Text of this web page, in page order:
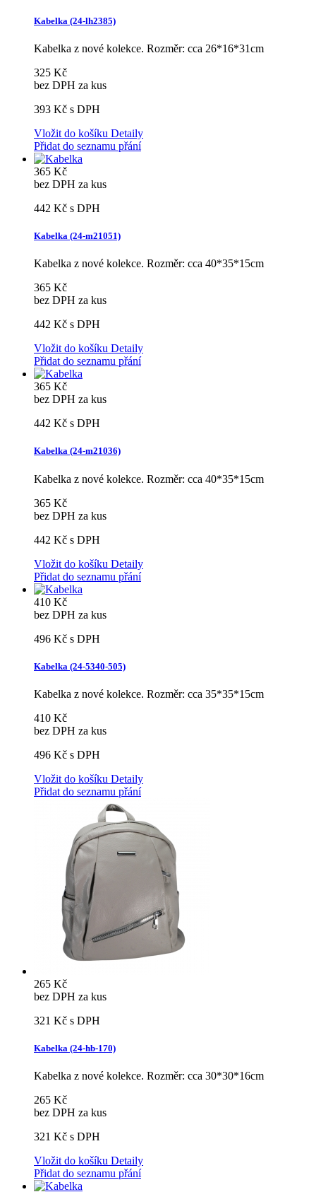
Kabelka (24-lh2385)
Kabelka z nové kolekce. Rozměr: cca 26*16*31cm
325 Kč
bez DPH za kus
393 Kč s DPH
Vložit do košíku Detaily
Přidat do seznamu přání
365 Kč
bez DPH za kus
442 Kč s DPH
Kabelka (24-m21051)
Kabelka z nové kolekce. Rozměr: cca 40*35*15cm
365 Kč
bez DPH za kus
442 Kč s DPH
Vložit do košíku Detaily
Přidat do seznamu přání
365 Kč
bez DPH za kus
442 Kč s DPH
Kabelka (24-m21036)
Kabelka z nové kolekce. Rozměr: cca 40*35*15cm
365 Kč
bez DPH za kus
442 Kč s DPH
Vložit do košíku Detaily
Přidat do seznamu přání
410 Kč
bez DPH za kus
496 Kč s DPH
Kabelka (24-5340-505)
Kabelka z nové kolekce. Rozměr: cca 35*35*15cm
410 Kč
bez DPH za kus
496 Kč s DPH
Vložit do košíku Detaily
Přidat do seznamu přání
265 Kč
bez DPH za kus
321 Kč s DPH
Kabelka (24-hb-170)
Kabelka z nové kolekce. Rozměr: cca 30*30*16cm
265 Kč
bez DPH za kus
321 Kč s DPH
Vložit do košíku Detaily
Přidat do seznamu přání